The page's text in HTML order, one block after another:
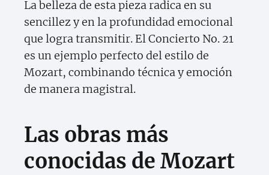
La belleza de esta pieza radica en su
sencillez y en la profundidad emocional
que logra transmitir. El Concierto No. 21
es un ejemplo perfecto del estilo de
Mozart, combinando técnica y emoción
de manera magistral.
Las obras más
conocidas de Mozart